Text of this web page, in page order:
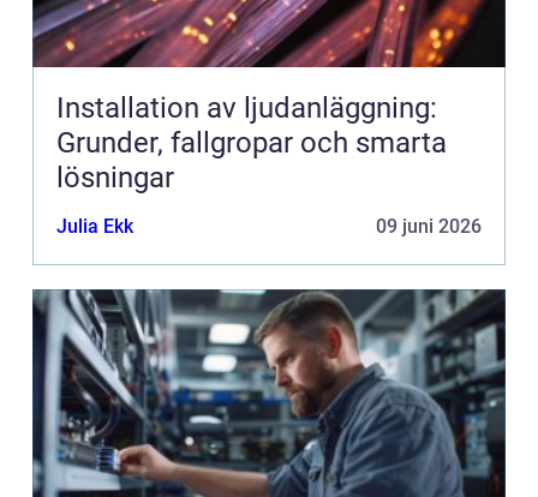
Installation av ljudanläggning:
Grunder, fallgropar och smarta
lösningar
Julia Ekk 09 juni 2026